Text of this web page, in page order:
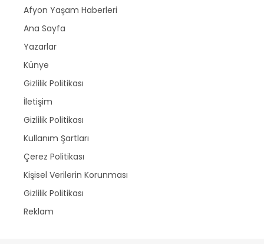
Afyon Yaşam Haberleri
Ana Sayfa
Yazarlar
Künye
Gizlilik Politikası
İletişim
Gizlilik Politikası
Kullanım Şartları
Çerez Politikası
Kişisel Verilerin Korunması
Gizlilik Politikası
Reklam